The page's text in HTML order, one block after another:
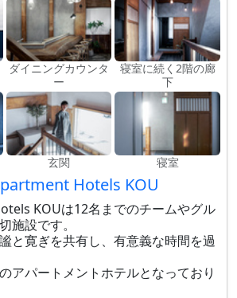
ダイニングカウンタ
ー
寝室に続く2階の廊
下
玄関 寝室
Hotels KOU
KOUは12名までのチームやグル
施設です。
と寛ぎを共有し、有意義な時間を過
アパートメントホテルとなっており